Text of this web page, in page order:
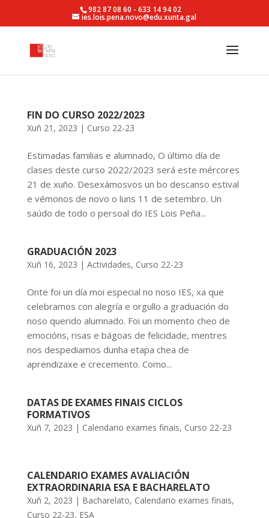
982 87 08 60 - 633 14 94 02
ies.lois.pena.novo@edu.xunta.gal
FIN DO CURSO 2022/2023
Xuñ 21, 2023 | Curso 22-23
Estimadas familias e alumnado, O último día de
clases deste curso 2022/2023 será este mércores
21 de xuño. Desexámosvos un bo descanso estival
e vémonos de novo o luns 11 de setembro. Un
saúdo de todo o persoal do IES Lois Peña...
GRADUACIÓN 2023
Xuñ 16, 2023 | Actividades, Curso 22-23
Onte foi un día moi especial no noso IES, xa que
celebramos con alegría e orgullo a graduación do
noso querido alumnado. Foi un momento cheo de
emocións, risas e bágoas de felicidade, mentres
nos despediamos dunha etapa chea de
aprendizaxe e crecemento. Como...
DATAS DE EXAMES FINAIS CICLOS
FORMATIVOS
Xuñ 7, 2023 | Calendario exames finais, Curso 22-23
CALENDARIO EXAMES AVALIACIÓN
EXTRAORDINARIA ESA E BACHARELATO
Xuñ 2, 2023 | Bacharelato, Calendario exames finais,
Curso 22-23, ESA